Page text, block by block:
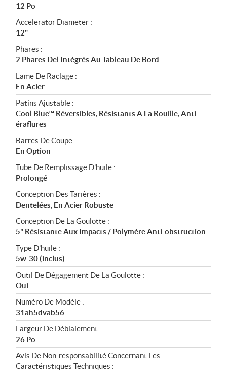
12 Po
Accelerator Diameter :
12"
Phares :
2 Phares Del Intégrés Au Tableau De Bord
Lame De Raclage :
En Acier
Patins Ajustable :
Cool Blue™ Réversibles, Résistants À La Rouille, Anti-
éraflures
Barres De Coupe :
En Option
Tube De Remplissage D'huile :
Prolongé
Conception Des Tarières :
Dentelées, En Acier Robuste
Conception De La Goulotte :
5" Résistante Aux Impacts / Polymère Anti-obstruction
Type D'huile :
5w-30 (inclus)
Outil De Dégagement De La Goulotte :
Oui
Numéro De Modèle :
31ah5dvab56
Largeur De Déblaiement :
26 Po
Avis De Non-responsabilité Concernant Les
Caractéristiques Techniques :